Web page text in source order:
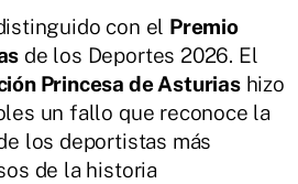
con el Premio
de los Deportes 2026. El
Princesa de Asturiashizo
un fallo que reconoce la
los deportistas más
de la historia